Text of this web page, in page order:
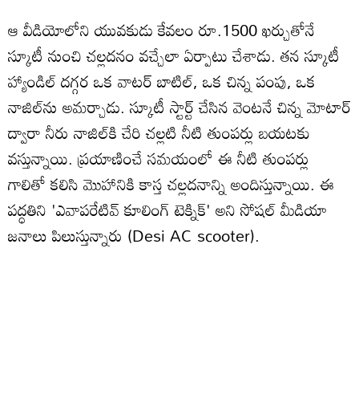
ఆ వీడియోలోని యువకుడు కేవలం రూ.1500 ఖర్చుతోనే
స్కూటీ నుంచి చల్లదనం వచ్చేలా ఏర్పాటు చేశాడు. తన స్కూటీ
హ్యాండిల్ దగ్గర ఒక వాటర్ బాటిల్, ఒక చిన్న పంపు, ఒక
నాజిల్‌ను అమర్చాడు. స్కూటీ స్టార్ట్ చేసిన వెంటనే చిన్న మోటార్
ద్వారా నీరు నాజిల్‌కి చేరి చల్లటి నీటి తుంపర్లు బయటకు
వస్తున్నాయి. ప్రయాణించే సమయంలో ఈ నీటి తుంపర్లు
గాలితో కలిసి మొహానికి కాస్త చల్లదనాన్ని అందిస్తున్నాయి. ఈ
పద్ధతిని 'ఎవాపరేటివ్ కూలింగ్ టెక్నిక్' అని సోషల్ మీడియా
జనాలు పిలుస్తున్నారు (Desi AC scooter).